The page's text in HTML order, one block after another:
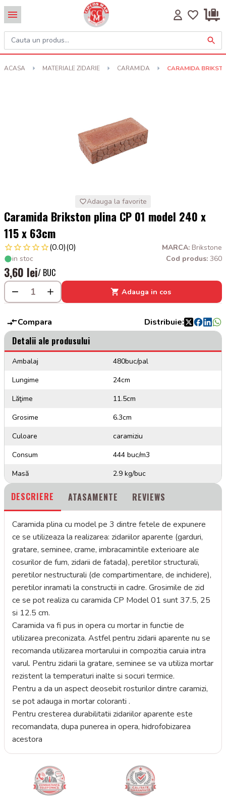
ACASA MATERIALE ZIDARIE CARAMIDA CARAMIDA
Adauga la favorite
Caramida Brikston plina CP 01 model 240 x
115 x 63cm
(0.0)(0) MARCA: Brikstone
in stoc
Cod produs: 360
3,60 lei/ BUC
Adauga in cos
Compara Distribuie:
Detalii ale produsului
Ambalaj
480buc/pal
Lungime
24cm
Lăţime
11.5cm
Grosime
6.3cm
Culoare
caramiziu
Consum
444 buc/m3
Masă
2.9 kg/buc
DESCRIERE ATASAMENTE REVIEWS
Caramida plina cu model pe 3 dintre fetele de expunere
ce se utilizeaza la realizarea: zidariilor aparente (garduri,
gratare, seminee, crame, imbracamintile exterioare ale
cosurilor de fum, zidarii de fatada), peretilor structurali,
peretilor nestructurali (de compartimentare, de inchidere),
peretilor inramati la constructii in cadre. Grosimile de zid
ce se pot realiza cu caramida CP Model 01 sunt 37.5, 25
si 12.5 cm.
Caramida va fi pus in opera cu mortar in functie de
utilizarea preconizata. Astfel pentru zidarii aparente nu se
recomanda utilizarea mortarului in compozitia caruia intra
varul. Pentru zidarii la gratare, seminee se va utiliza mortar
rezistent la temperaturi inalte si socuri termice.
Pentru a da un aspect deosebit rosturilor dintre caramizi,
se pot adauga in mortar coloranti .
Pentru cresterea durabilitatii zidariilor aparente este
recomandata, dupa punerea in opera, hidrofobizarea
acestora